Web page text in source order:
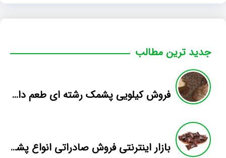
جدید ترین مطالب
فروش کیلویی پشمک رشته ای طعم دار میوه
بازار اینترنتی فروش صادراتی انواع پشمک الیافی/شکلاتی